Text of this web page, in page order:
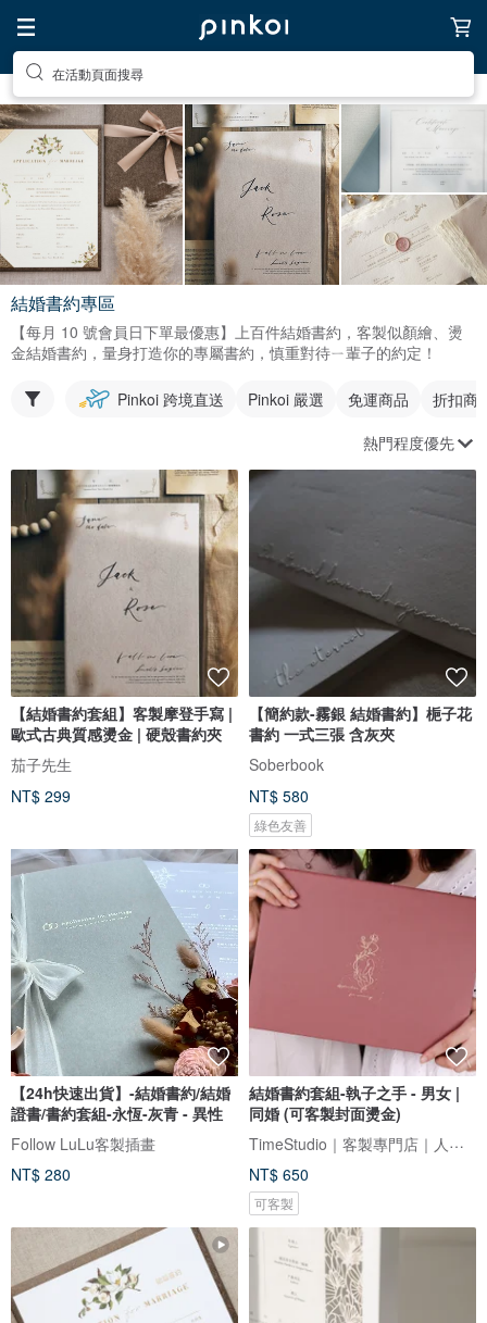
在活動頁面搜尋
結婚書約專區
【每月 10 號會員日下單最優惠】上百件結婚書約，客製似顏繪、燙
金結婚書約，量身打造你的專屬書約，慎重對待ㄧ輩子的約定！
Pinkoi 跨境直送 Pinkoi 嚴選 免運商品 折扣商
熱門程度優先
【結婚書約套組】客製摩登手寫 |
歐式古典質感燙金 | 硬殼書約夾
茄子先生
NT$ 299
【簡約款-霧銀 結婚書約】梔子花
書約 一式三張 含灰夾
Soberbook
NT$ 580
綠色友善
【24h快速出貨】-結婚書約/結婚
證書/書約套組-永恆-灰青 - 異性
Follow LuLu客製插畫
NT$ 280
結婚書約套組-執子之手 - 男女 |
同婚 (可客製封面燙金)
TimeStudio｜客製專門店｜人生大事事務所
NT$ 650
可客製